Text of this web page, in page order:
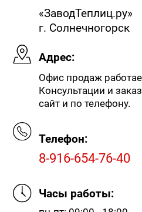
«ЗаводТеплиц.ру»
г. Солнечногорск
Адрес:
Офис продаж
Консультации и
сайт и по телефону.
Телефон:
8-916-654-76-40
Часы работы: